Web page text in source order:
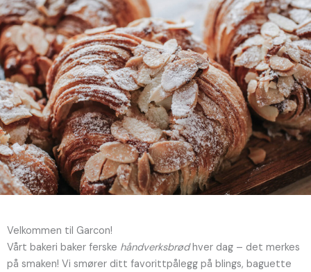
Velkommen til Garcon!
Vårt bakeri baker ferske håndverksbrødhver dag – det merkes
på smaken! Vi smører ditt favorittpålegg på blings, baguette